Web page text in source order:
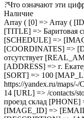
?Что означают эти
Наличие
Array ( [0] => Array (
[TITLE] => Баритовая
[SCHEDULE] =>
[COORDINATES] =>
отсутствует
[ADDRESS] => г.
[SORT] => 100
https://yandex.ru/
14 [URL] => /contacts/
проезд cклад
[IMAGE_ID] =>